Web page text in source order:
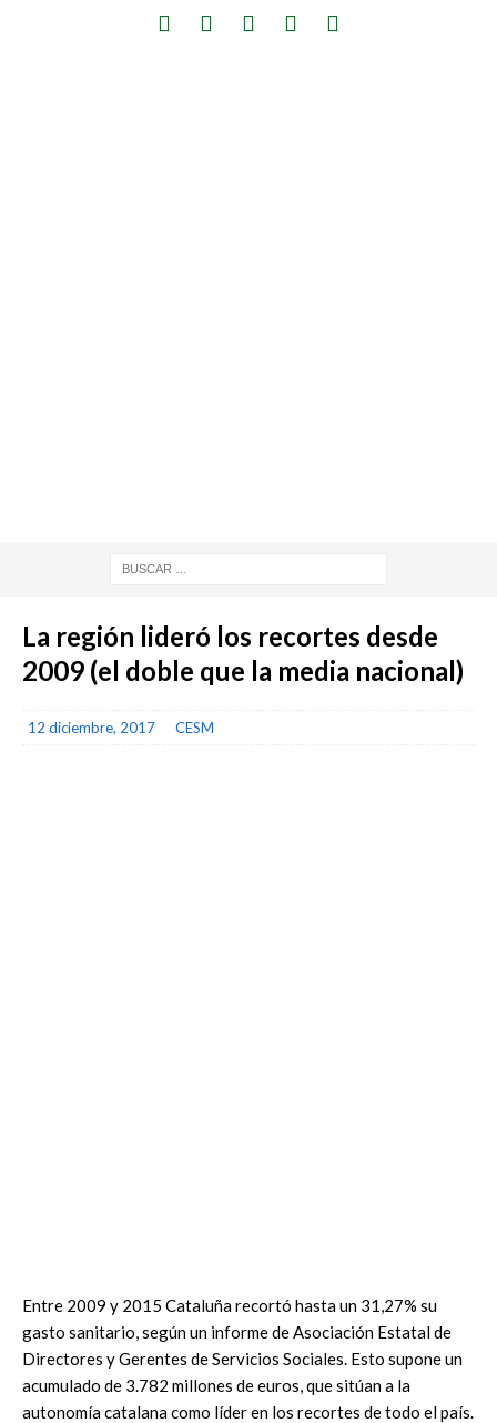
La región lideró los recortes desde
2009 (el doble que la media nacional)
12 diciembre, 2017 CESM
Entre 2009 y 2015 Cataluña recortó hasta un 31,27% su
gasto sanitario, según un informe de Asociación Estatal de
Directores y Gerentes de Servicios Sociales. Esto supone un
acumulado de 3.782 millones de euros, que sitúan a la
autonomía catalana como líder en los recortes de todo el país.